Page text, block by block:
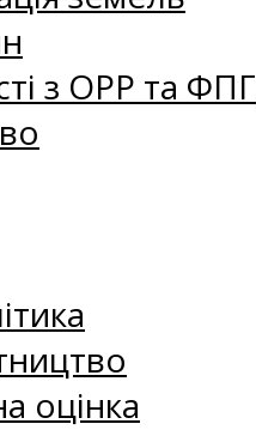
з ОРР та ФПГ
оцінка